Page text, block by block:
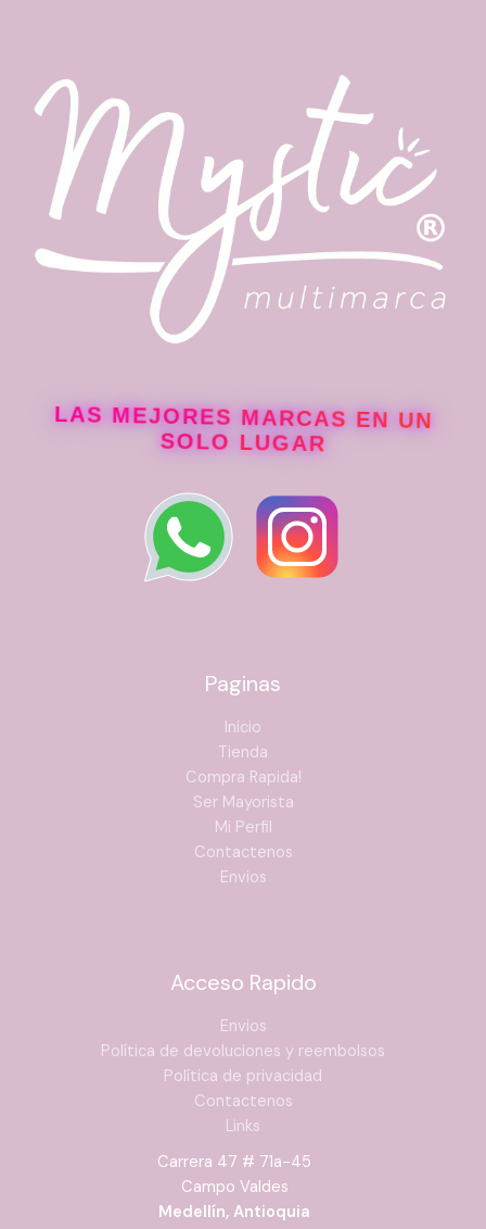
LAS MEJORES MARCAS EN UN
SOLO LUGAR
Paginas
Inicio
Tienda
Compra Rapida!
Ser Mayorista
Mi Perfil
Contactenos
Envios
Acceso Rapido
Envios
Política de devoluciones y reembolsos
Política de privacidad
Contactenos
Links
Carrera 47 # 71a-45
Campo Valdes
Medellín, Antioquia